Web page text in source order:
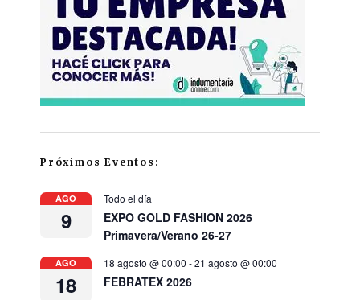
Próximos Eventos:
AGO
9
Todo el día
EXPO GOLD FASHION 2026
Primavera/Verano 26-27
AGO
18
18 agosto @ 00:00 -21 agosto @ 00:00
FEBRATEX 2026